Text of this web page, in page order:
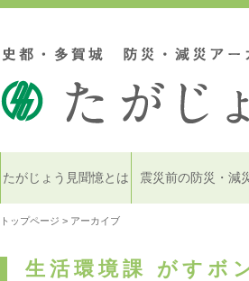
たがじょう見聞憶とは 震災前の防災・減
トップページ > アーカイブ
生活環境課 がすボ